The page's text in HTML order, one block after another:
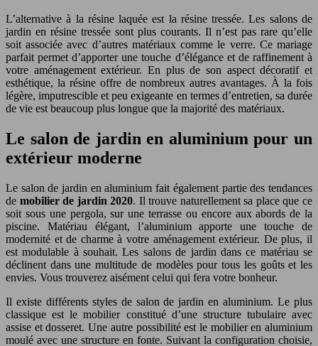
L’alternative à la résine laquée est la résine tressée. Les salons de
jardin en résine tressée sont plus courants. Il n’est pas rare qu’elle
soit associée avec d’autres matériaux comme le verre. Ce mariage
parfait permet d’apporter une touche d’élégance et de raffinement à
votre aménagement extérieur. En plus de son aspect décoratif et
esthétique, la résine offre de nombreux autres avantages. À la fois
légère, imputrescible et peu exigeante en termes d’entretien, sa durée
de vie est beaucoup plus longue que la majorité des matériaux.
Le salon de jardin en aluminium pour un
extérieur moderne
Le salon de jardin en aluminium fait également partie des tendances
de mobilier de jardin 2020. Il trouve naturellement sa place que ce
soit sous une pergola, sur une terrasse ou encore aux abords de la
piscine. Matériau élégant, l’aluminium apporte une touche de
modernité et de charme à votre aménagement extérieur. De plus, il
est modulable à souhait. Les salons de jardin dans ce matériau se
déclinent dans une multitude de modèles pour tous les goûts et les
envies. Vous trouverez aisément celui qui fera votre bonheur.
Il existe différents styles de salon de jardin en aluminium. Le plus
classique est le mobilier constitué d’une structure tubulaire avec
assise et dosseret. Une autre possibilité est le mobilier en aluminium
moulé avec une structure en fonte. Suivant la configuration choisie,